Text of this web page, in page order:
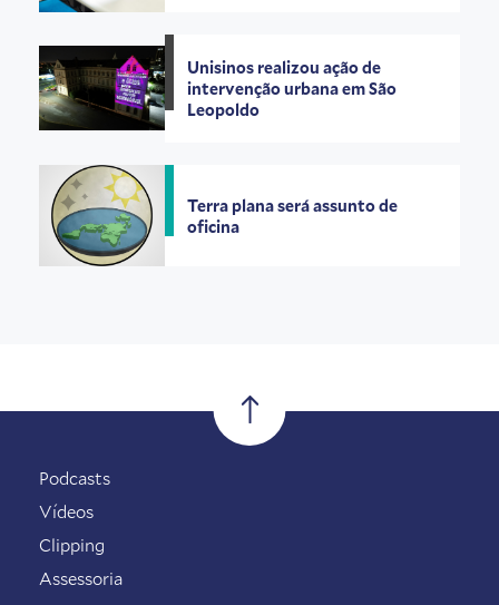
Unisinos realizou ação de
intervenção urbana em São
Leopoldo
Terra plana será assunto de
oficina
Podcasts
Vídeos
Clipping
Assessoria